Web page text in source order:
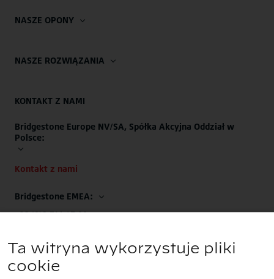
NASZE OPONY
NASZE ROZWIĄZANIA
KONTAKT Z NAMI
Bridgestone Europe NV/SA, Spółka Akcyjna Oddział w
Polsce:
Kontakt z nami
Bridgestone EMEA:
+32 (0)2.714.67.00
Ta witryna wykorzystuje pliki
cookie